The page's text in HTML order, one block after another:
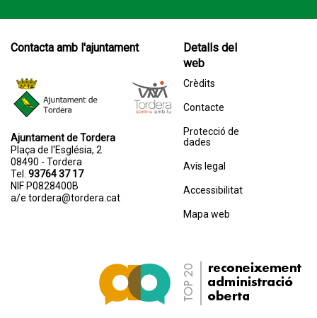
Contacta amb l'ajuntament
Ajuntament de Tordera
Plaça de l'Església, 2
08490 - Tordera
Tel. 93764 37 17
NIF P0828400B
a/e tordera@tordera.cat
Detalls del
web
Crèdits
Contacte
Protecció de
dades
Avís legal
Accessibilitat
Mapa web